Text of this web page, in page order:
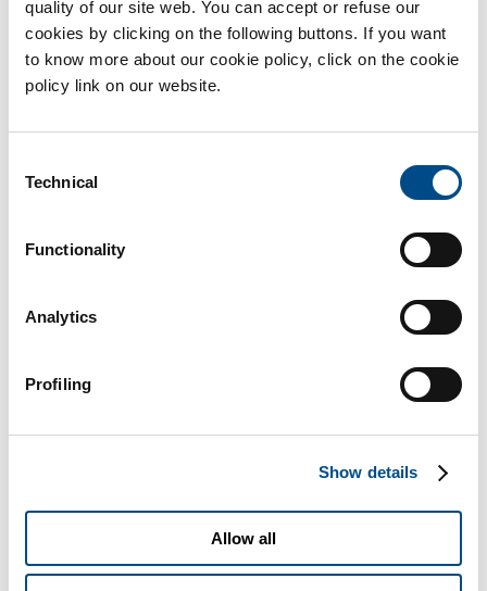
quality of our site web. You can accept or refuse our
cookies by clicking on the following buttons. If you want
to know more about our cookie policy, click on the cookie
policy link on our website.
Selection
Technical
Functionality
Analytics
Profiling
Show details
Allow all
Fecondazione Assistita: diagnosi genetica e
Nell’Italia del Fertility Day sono in continuo aumento le coppie
Ottobre 24th, 2016 Genetica
Continua a leggere